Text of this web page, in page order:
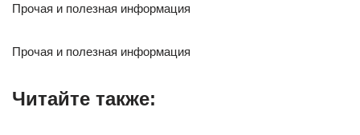
Прочая и полезная информация
Прочая и полезная информация
Читайте также: